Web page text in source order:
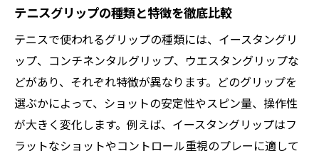
テニスグリップの種類と特徴を徹底比較
テニスで使われるグリップの種類には、イースタングリ
ップ、コンチネンタルグリップ、ウエスタングリップな
どがあり、それぞれ特徴が異なります。どのグリップを
選ぶかによって、ショットの安定性やスピン量、操作性
が大きく変化します。例えば、イースタングリップはフ
ラットなショットやコントロール重視のプレーに適して